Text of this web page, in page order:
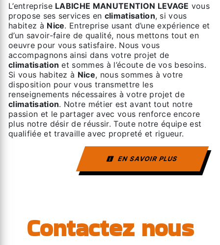
L’entreprise LABICHE MANUTENTION LEVAGE vous
propose ses services en climatisation, si vous
habitez à Nice. Entreprise usant d’une expérience et
d’un savoir-faire de qualité, nous mettons tout en
oeuvre pour vous satisfaire. Nous vous
accompagnons ainsi dans votre projet de
climatisation et sommes à l’écoute de vos besoins.
Si vous habitez à Nice, nous sommes à votre
disposition pour vous transmettre les
renseignements nécessaires à votre projet de
climatisation. Notre métier est avant tout notre
passion et le partager avec vous renforce encore
plus notre désir de réussir. Toute notre équipe est
qualifiée et travaille avec propreté et rigueur.
EN SAVOIR PLUS
Contactez nous